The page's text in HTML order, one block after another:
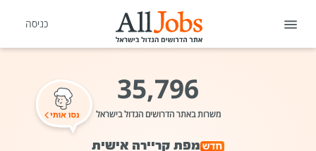
כניסה
35,796
משרות באתר הדרושים הגדול בישראל
מפת קריירה אישית